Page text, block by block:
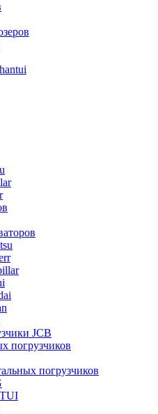
JCB
погрузчиков
погрузчиков